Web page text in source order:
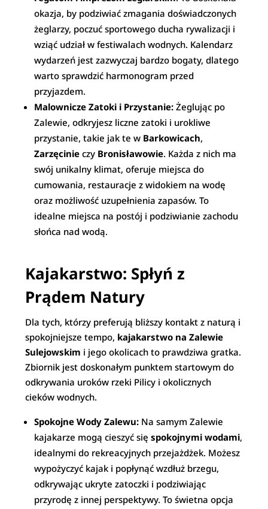
okazja, by podziwiać zmagania doświadczonych
żeglarzy, poczuć sportowego ducha rywalizacji i
wziąć udział w festiwalach wodnych. Kalendarz
wydarzeń jest zazwyczaj bardzo bogaty, dlatego
warto sprawdzić harmonogram przed
przyjazdem.
Malownicze Zatoki i Przystanie: Żeglując po
Zalewie, odkryjesz liczne zatoki i urokliwe
przystanie, takie jak te w Barkowicach,
Zarzęcinie czy Bronisławowie. Każda z nich ma
swój unikalny klimat, oferuje miejsca do
cumowania, restauracje z widokiem na wodę
oraz możliwość uzupełnienia zapasów. To
idealne miejsca na postój i podziwianie zachodu
słońca nad wodą.
Kajakarstwo: Spłyń z
Prądem Natury
Dla tych, którzy preferują bliższy kontakt z naturą i
spokojniejsze tempo, kajakarstwo na Zalewie
Sulejowskim i jego okolicach to prawdziwa gratka.
Zbiornik jest doskonałym punktem startowym do
odkrywania uroków rzeki Pilicy i okolicznych
cieków wodnych.
Spokojne Wody Zalewu: Na samym Zalewie
kajakarze mogą cieszyć sięspokojnymi wodami,
idealnymi do rekreacyjnych przejażdżek. Możesz
wypożyczyć kajak i popłynąć wzdłuż brzegu,
odkrywając ukryte zatoczki i podziwiając
przyrodę z innej perspektywy. To świetna opcja